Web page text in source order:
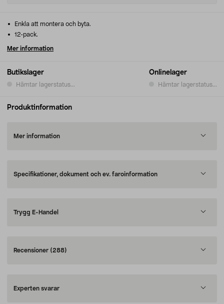
Butikslager
Hämtar lagerstatus...
Onlinelager
Hämtar lagerstatus...
Enkla att montera och byta.
12-pack.
Mer information
Produktinformation
Mer information
Specifikationer, dokument och ev. faroinformation
Trygg E-Handel
Recensioner (288)
Experten svarar